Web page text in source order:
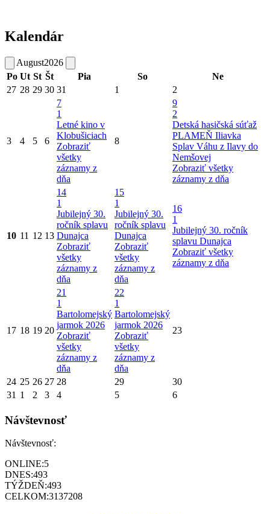
Kalendár
August2026
Po Ut St Št Pia So
Ne
27 28 29 30 31 1 2
3 4 5 6
7
1
Letné kino v
Klobušiciach
Zobraziť
všetky
záznamy z
dňa
8
9
2
Detská hasičská súťaž
PLAMEŇ Iliavka
Splav Váhu z Ilavy do
Nemšovej
Zobraziť všetky
záznamy z dňa
10 11 12 13
14
1
Jubilejný 30.
ročník splavu
Dunajca
Zobraziť
všetky
záznamy z
dňa
15
1
Jubilejný 30.
ročník splavu
Dunajca
Zobraziť
všetky
záznamy z
dňa
16
1
Jubilejný 30. ročník
splavu Dunajca
Zobraziť všetky
záznamy z dňa
17 18 19 20
21
1
Bartolomejský
jarmok 2026
Zobraziť
všetky
záznamy z
dňa
22
1
Bartolomejský
jarmok 2026
Zobraziť
všetky
záznamy z
dňa
23
24 25 26 27 28 29
30
31 1 2 3 4 5 6
Návštevnosť
Návštevnosť:
ONLINE:5
DNES:493
TÝŽDEŇ:493
CELKOM:3137208